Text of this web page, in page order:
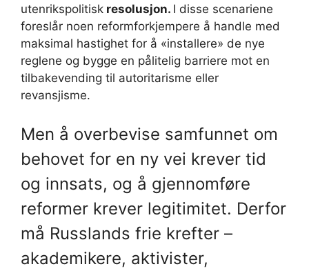
utenrikspolitisk resolusjon. I disse scenariene
foreslår noen reformforkjempere å handle med
maksimal hastighet for å «installere» de nye
reglene og bygge en pålitelig barriere mot en
tilbakevending til autoritarisme eller
revansjisme.
Men å overbevise samfunnet om
behovet for en ny vei krever tid
og innsats, og å gjennomføre
reformer krever legitimitet. Derfor
må Russlands frie krefter –
akademikere, aktivister,